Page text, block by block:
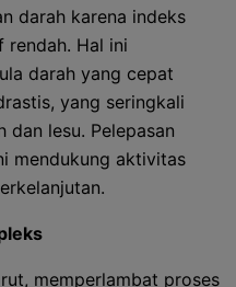
darah karena indeks
rendah. Hal ini
darah yang cepat
yang seringkali
dan lesu. Pelepasan
mendukung aktivitas
memperlambat proses